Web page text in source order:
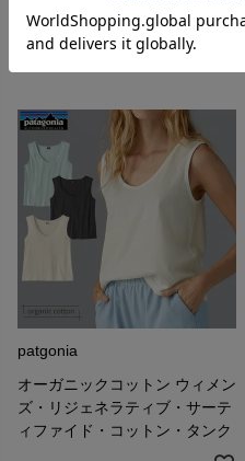
ノマダー・ジョガーズ
19,800
patgonia
オーガニックコットン ウィメン
ズ・リジェネラティブ・サーテ
ィファイド・コットン・タンク